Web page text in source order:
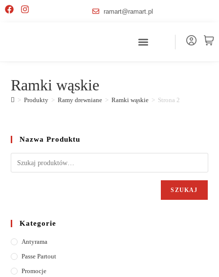
ramart@ramart.pl
Ramki wąskie
> Produkty > Ramy drewniane > Ramki wąskie > Strona 2
Nazwa Produktu
SZUKAJ
Kategorie
Antyrama
Passe Partout
Promocje